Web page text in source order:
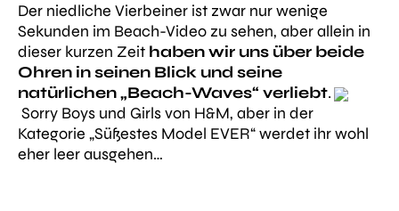
Der niedliche Vierbeiner ist zwar nur wenige
Sekunden im Beach-Video zu sehen, aber allein in
dieser kurzen Zeit haben wir uns über beide
Ohren in seinen Blick und seine
natürlichen „Beach-Waves“ verliebt.
Sorry Boys und Girls von H&M, aber in der
Kategorie „Süßestes Model EVER“ werdet ihr wohl
eher leer ausgehen…